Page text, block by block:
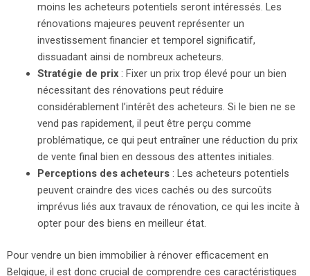
moins les acheteurs potentiels seront intéressés. Les
rénovations majeures peuvent représenter un
investissement financier et temporel significatif,
dissuadant ainsi de nombreux acheteurs.
Stratégie de prix: Fixer un prix trop élevé pour un bien
nécessitant des rénovations peut réduire
considérablement l’intérêt des acheteurs. Si le bien ne se
vend pas rapidement, il peut être perçu comme
problématique, ce qui peut entraîner une réduction du prix
de vente final bien en dessous des attentes initiales.
Perceptions des acheteurs: Les acheteurs potentiels
peuvent craindre des vices cachés ou des surcoûts
imprévus liés aux travaux de rénovation, ce qui les incite à
opter pour des biens en meilleur état.
Pour vendre un bien immobilier à rénover efficacement en
Belgique, il est donc crucial de comprendre ces caractéristiques